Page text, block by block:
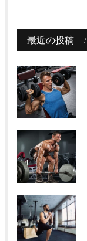
最近の投稿